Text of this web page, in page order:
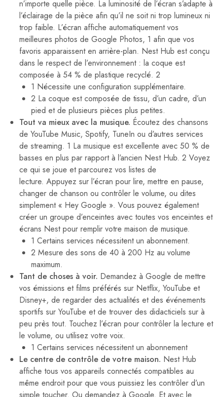
n’importe quelle pièce. La luminosité de l’écran s’adapte à
l’éclairage de la pièce afin qu’il ne soit ni trop lumineux ni
trop faible. L’écran affiche automatiquement vos
meilleures photos de Google Photos, 1 afin que vos
favoris apparaissent en arrière-plan. Nest Hub est conçu
dans le respect de l’environnement : la coque est
composée à 54 % de plastique recyclé. 2
1 Nécessite une configuration supplémentaire.
2 La coque est composée de tissu, d’un cadre, d’un
pied et de plusieurs pièces plus petites.
Tout va mieux avec la musique. Écoutez des chansons
de YouTube Music, Spotify, TuneIn ou d’autres services
de streaming. 1 La musique est excellente avec 50 % de
basses en plus par rapport à l’ancien Nest Hub. 2 Voyez
ce qui se joue et parcourez vos listes de
lecture. Appuyez sur l’écran pour lire, mettre en pause,
changer de chanson ou contrôler le volume, ou dites
simplement « Hey Google ». Vous pouvez également
créer un groupe d’enceintes avec toutes vos enceintes et
écrans Nest pour remplir votre maison de musique.
1 Certains services nécessitent un abonnement.
2 Mesure des sons de 40 à 200 Hz au volume
maximum.
Tant de choses à voir. Demandez à Google de mettre
vos émissions et films préférés sur Netflix, YouTube et
Disney+, de regarder des actualités et des événements
sportifs sur YouTube et de trouver des didacticiels sur à
peu près tout. Touchez l’écran pour contrôler la lecture et
le volume, ou utilisez votre voix.
1 Certains services nécessitent un abonnement
Le centre de contrôle de votre maison. Nest Hub
affiche tous vos appareils connectés compatibles au
même endroit pour que vous puissiez les contrôler d’un
simple toucher. Ou demandez à Google. Et avec le